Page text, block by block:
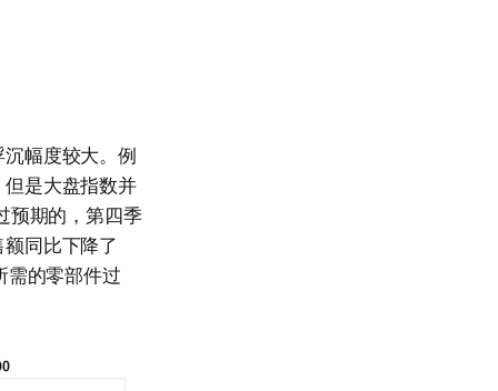
幅度较大。例
是大盘指数并
预期的，第四季
同比下降了
需的零部件过